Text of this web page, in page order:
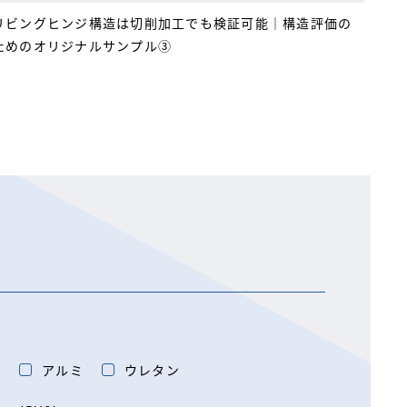
ビングヒンジ構造は切削加工でも検証可能｜構造評価の
めのオリジナルサンプル③
アルミ ウレタン